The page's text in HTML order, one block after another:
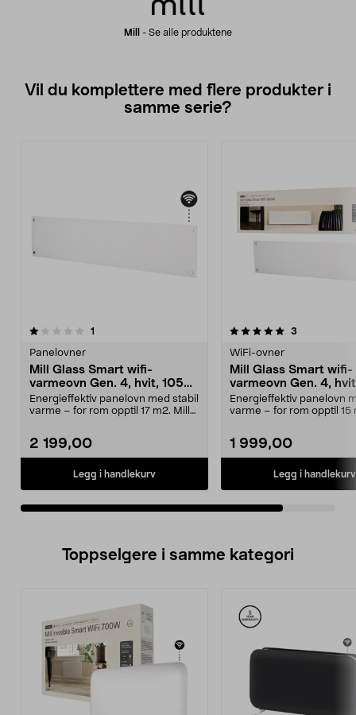
Mill - Se alle produktene
Vil du komplettere med flere produkter i
samme serie?
1
Panelovner
Mill Glass Smart wifi-
varmeovn Gen. 4, hvit, 1050
W
Energieffektiv panelovn med stabil
varme – for rom opptil 17 m2. Mill
2 199,00
Legg i handlekurv
5.0av 5 stjerner 3
WiFi-ovner
Mill Glass Smart wifi-
varmeovn Gen. 4,
W
Energieffektiv panelovn
varme – for rom opptil 15
1 999,00
Legg i handlekurv
Toppselgere i samme kategori